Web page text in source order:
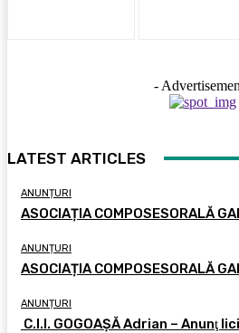
-
LATEST ARTICLES
ANUNȚURI
ASOCIAȚIA COMPOSESORALĂ
ANUNȚURI
ASOCIAȚIA COMPOSESORALĂ
ANUNȚURI
C.I.I. GOGOAŞĂ Adrian – Anunţ